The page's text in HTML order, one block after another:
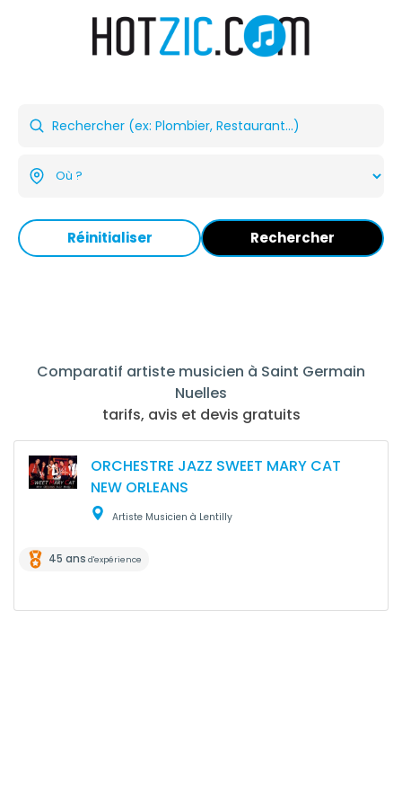
Réinitialiser Rechercher
Comparatif artiste musicien à Saint Germain
Nuelles
tarifs, avis et devis gratuits
ORCHESTRE JAZZ SWEET MARY CAT
NEW ORLEANS
Artiste Musicien à Lentilly
45 ans d'expérience